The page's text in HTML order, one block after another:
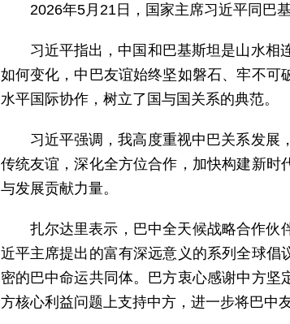
2026年5月21日，国家主席习近平同巴
习近平指出，中国和巴基斯坦是山水相
如何变化，中巴友谊始终坚如磐石、牢不
水平国际协作，树立了国与国关系的典范。
习近平强调，我高度重视中巴关系发展
传统友谊，深化全方位合作，加快构建新
与发展贡献力量。
扎尔达里表示，巴中全天候战略合作伙
近平主席提出的富有深远意义的系列全球
密的巴中命运共同体。巴方衷心感谢中方
方核心利益问题上支持中方，进一步将巴中